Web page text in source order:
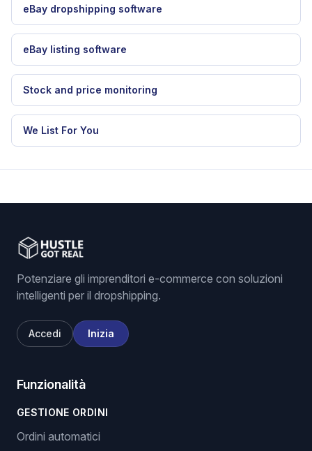
eBay dropshipping software
eBay listing software
Stock and price monitoring
We List For You
Potenziare gli imprenditori e-commerce con soluzioni
intelligenti per il dropshipping.
Accedi Inizia
Funzionalità
GESTIONE ORDINI
Ordini automatici